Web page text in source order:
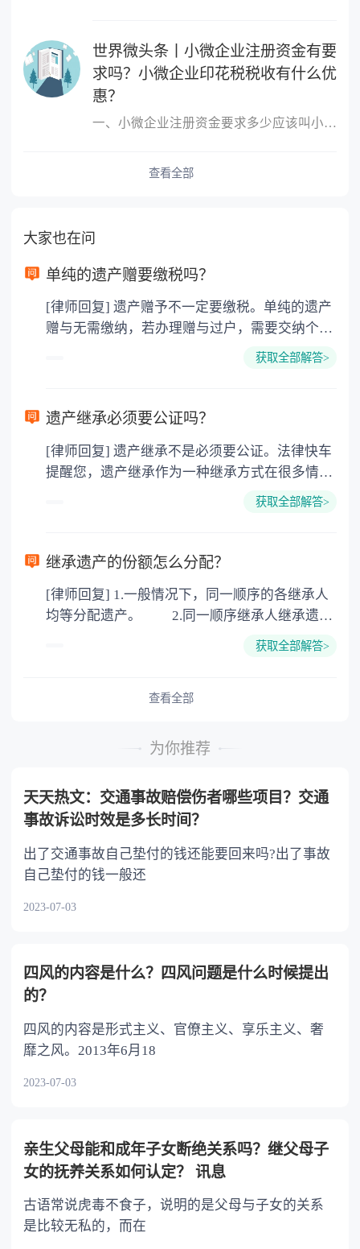
世界微头条丨小微企业注册资金有要
求吗？小微企业印花税税收有什么优
惠？
一、小微企业注册资金要求多少应该叫小微企业，小微企业的概念跟注
查看全部
大家也在问
单纯的遗产赠要缴税吗？
[律师回复] 遗产赠予不一定要缴税。单纯的遗产
赠与无需缴纳，若办理赠与过户，需要交纳个人
所得税、契税和公证费。赠与过户是没有增值税
要缴纳公证费，具体如下： 1. 公证费：按房
3. 印花税：按房屋评估价的0.05%缴纳 4. 土
地增值税：按房价1%缴纳 5. 房屋产权登记费：
获取全部解答>
遗产继承必须要公证吗？
[律师回复] 遗产继承不是必须要公证。法律快车
提醒您，遗产继承作为一种继承方式在很多情况
下都是不需要公证的，当然，如果需要公正的也
以防对财产继承发生纠纷，可以对遗产继承进行
公证。
获取全部解答>
继承遗产的份额怎么分配？
[律师回复] 1.一般情况下，同一顺序的各继承人
均等分配遗产。 2.同一顺序继承人继承遗产
或者与被继承人共同生活的继承人，分配遗产
的继承人，不尽扶养义务的，分配遗产时，应当
获取全部解答>
查看全部
为你推荐
天天热文：交通事故赔偿伤者哪些项目？交通
事故诉讼时效是多长时间？
出了交通事故自己垫付的钱还能要回来吗?出了事故
自己垫付的钱一般还
2023-07-03
四风的内容是什么？四风问题是什么时候提出
的？
四风的内容是形式主义、官僚主义、享乐主义、奢
靡之风。2013年6月18
2023-07-03
亲生父母能和成年子女断绝关系吗？继父母子
女的抚养关系如何认定？ 讯息
古语常说虎毒不食子，说明的是父母与子女的关系
是比较无私的，而在